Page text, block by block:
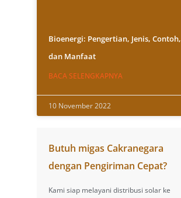
Bioenergi: Pengertian, Jenis, Contoh,
dan Manfaat
BACA SELENGKAPNYA
10 November 2022
Butuh migas Cakranegara
dengan Pengiriman Cepat?
Kami siap melayani distribusi solar ke